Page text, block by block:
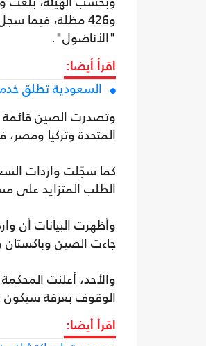
"الأناضول".
اقرأ أيضا:
السعودية تطلق
المتحدة وتركيا
الطلب المتزايد على
جاءت الصين وباكستان
الوقوف بعرفة سيكون يوم 26 من
اقرأ أيضا: